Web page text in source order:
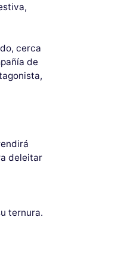
cerca
de
deleitar
ternura.